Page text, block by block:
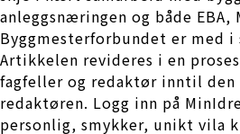
anleggsnæringen og både EBA,
Byggmesterforbundet er med i
Artikkelen revideres i en
fagfeller og redaktør inntil den
redaktøren. Logg inn på
personlig, smykker, unikt vila